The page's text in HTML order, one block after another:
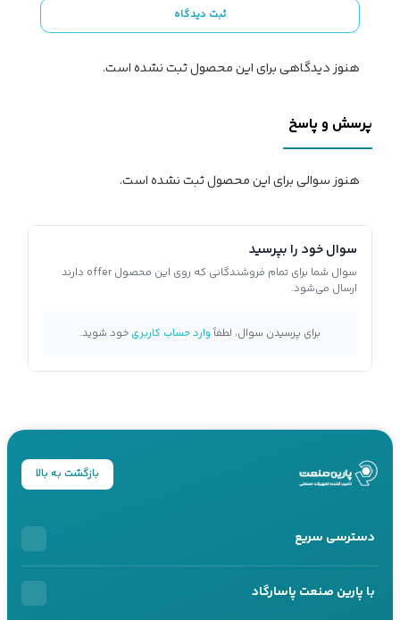
ثبت دیدگاه
هنوز دیدگاهی برای این محصول ثبت نشده است.
پرسش و پاسخ
هنوز سوالی برای این محصول ثبت نشده است.
سوال خود را بپرسید
سوال شما برای تمام فروشندگانی که روی این محصول offer دارند
ارسال می‌شود.
برای پرسیدن سوال، لطفاًوارد حساب کاربریخود شوید.
بازگشت به بالا
دسترسی سریع
محصولات اقساطی
با پارین صنعت پاسارگاد